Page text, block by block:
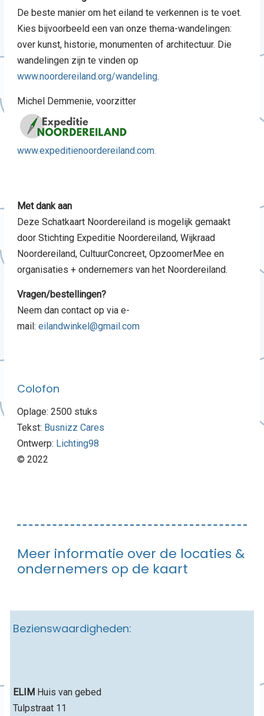
De beste manier om het eiland te verkennen is te voet.
Kies bijvoorbeeld een van onze thema-wandelingen:
over kunst, historie, monumenten of architectuur. Die
wandelingen zijn te vinden op
www.noordereiland.org/wandeling.
Michel Demmenie, voorzitter
www.expeditienoordereiland.com.
Met dank aan
Deze Schatkaart Noordereiland is mogelijk gemaakt
door Stichting Expeditie Noordereiland, Wijkraad
Noordereiland, CultuurConcreet, OpzoomerMee en
organisaties + ondernemers van het Noordereiland.
Vragen/bestellingen?
Neem dan contact op via e-
mail: eilandwinkel@gmail.com
Colofon
Oplage: 2500 stuks
Tekst: Busnizz Cares
Ontwerp: Lichting98
© 2022
Meer informatie over de locaties &
ondernemers op de kaart
Bezienswaardigheden:
ELIM Huis van gebed
Tulpstraat 11